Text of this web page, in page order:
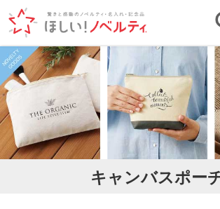
TOP ポーチ・ケース キャンバスポーチ
キャンバスポー